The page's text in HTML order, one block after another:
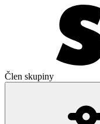
Člen skupiny